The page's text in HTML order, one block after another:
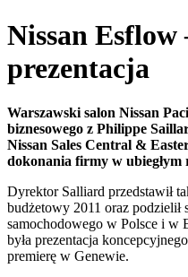
Nissan Esflow
prezentacja
Warszawski salon Nissan
biznesowego z Philippe
Nissan Sales Central &
dokonania firmy w
Dyrektor Salliard przedstawił
budżetowy 2011 oraz
samochodowego w Polsce i w
była prezentacja
premierę w Genewie.